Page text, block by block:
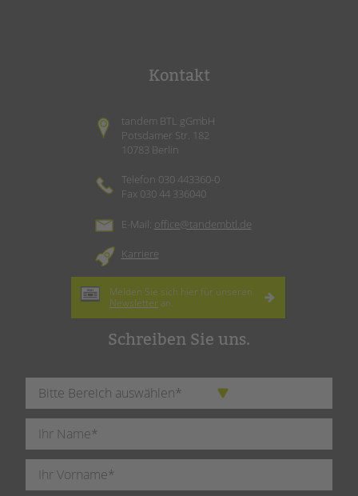
Kontakt
tandem BTL gGmbH
Potsdamer Str. 182
10783 Berlin
Telefon 030 443360-0
Fax 030 44 336040
E-Mail: office@tandembtl.de
Karriere
Melden Sie sich hier für unseren
Newsletter an.
Schreiben Sie uns.